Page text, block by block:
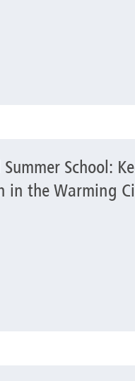
Keep Cool – Stories of
School:
in the Warming